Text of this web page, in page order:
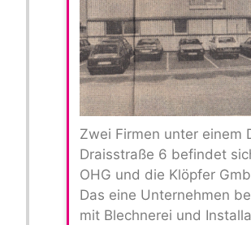
Zwei Firmen unter einem
Draisstraße 6 befindet
OHG und die Klöpfer
Das eine Unternehmen
mit Blechnerei und